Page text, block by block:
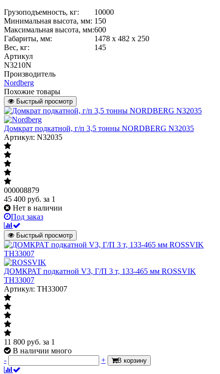
Грузоподъемность, кг:
10000
Минимальная высота, мм: 150
Максимальная высота, мм:600
Габариты, мм:
1478 х 482 х 250
Вес, кг:
145
Артикул
N3210N
Производитель
Nordberg
Похожие товары
Быстрый просмотр
Домкрат подкатной, г/п 3,5 тонны NORDBERG N32035
Артикул: N32035
000008879
45 400 руб. за 1
Нет в наличии
Под заказ
Быстрый просмотр
ДОМКРАТ подкатной V3, Г/П 3 т, 133-465 мм ROSSVIK
TH33007
Артикул: TH33007
11 800 руб. за 1
В наличии много
-
+ В корзину